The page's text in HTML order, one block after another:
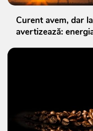
Curent avem, dar
avertizează: